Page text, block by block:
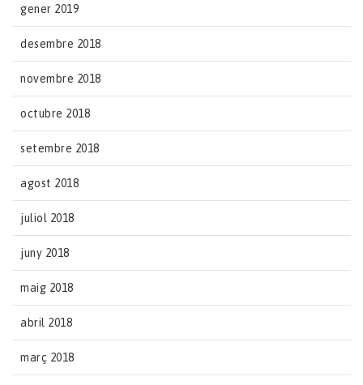
gener 2019
desembre 2018
novembre 2018
octubre 2018
setembre 2018
agost 2018
juliol 2018
juny 2018
maig 2018
abril 2018
març 2018